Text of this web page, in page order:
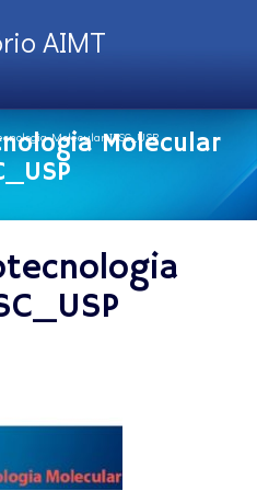
AIMT
Molecular IFSC_USP
Molecular